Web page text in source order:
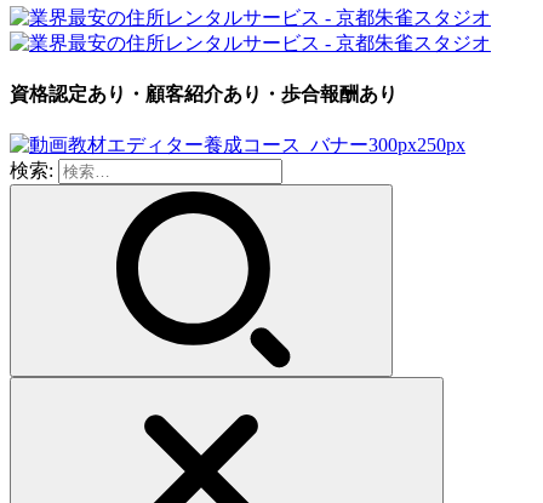
資格認定あり・顧客紹介あり・歩合報酬あり
検索: